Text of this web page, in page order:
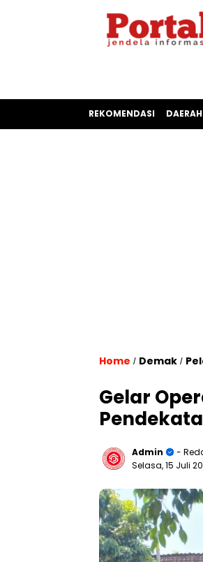
REKOMENDASI DAERAH
Home / Demak /
Gelar
Admin
-
Selasa, 15 Juli